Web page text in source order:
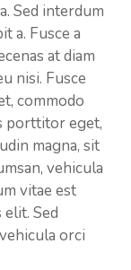
Sed interdum
a. Fusce a
at diam
nisi. Fusce
commodo
porttitor eget,
magna, sit
vehicula
vitae est
Sed
orci